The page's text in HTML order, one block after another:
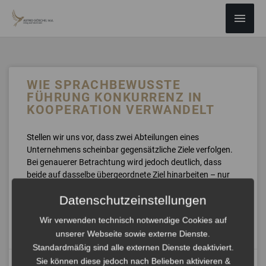
INHALT
WIE SPRACHBEWUSSTE
FÜHRUNG KONKURRENZ IN
KOOPERATION VERWANDELT
Stellen wir uns vor, dass zwei Abteilungen eines
Unternehmens scheinbar gegensätzliche Ziele verfolgen.
Bei genauerer Betrachtung wird jedoch deutlich, dass
beide auf dasselbe übergeordnete Ziel hinarbeiten – nur
sprachbewusste Führung an
August 12, 2024
Datenschutzeinstellungen
Wir verwenden technisch notwendige Cookies auf
unserer Webseite sowie externe Dienste.
Standardmäßig sind alle externen Dienste deaktiviert.
Sie können diese jedoch nach Belieben aktivieren &